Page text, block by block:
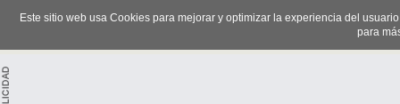
Este sitio web usa Cookies para mejorar y optimizar la experiencia del
para